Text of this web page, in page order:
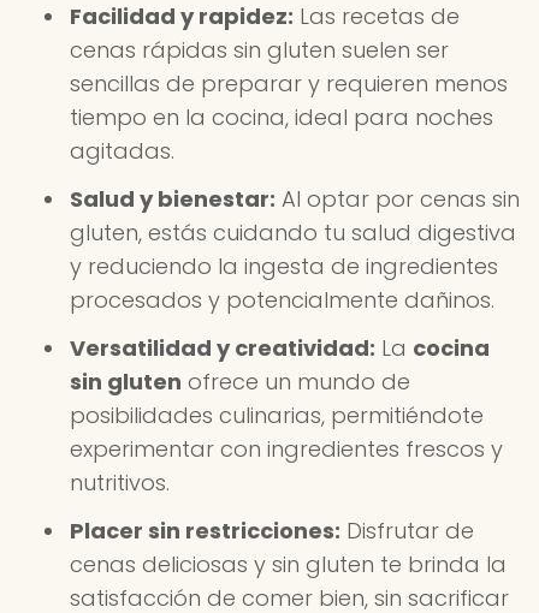
Facilidad y rapidez: Las recetas de
cenas rápidas sin gluten suelen ser
sencillas de preparar y requieren menos
tiempo en la cocina, ideal para noches
agitadas.
Salud y bienestar: Al optar por cenas sin
gluten, estás cuidando tu salud digestiva
y reduciendo la ingesta de ingredientes
procesados y potencialmente dañinos.
Versatilidad y creatividad: La cocina
sin gluten ofrece un mundo de
posibilidades culinarias, permitiéndote
experimentar con ingredientes frescos y
nutritivos.
Placer sin restricciones: Disfrutar de
cenas deliciosas y sin gluten te brinda la
satisfacción de comer bien, sin sacrificar